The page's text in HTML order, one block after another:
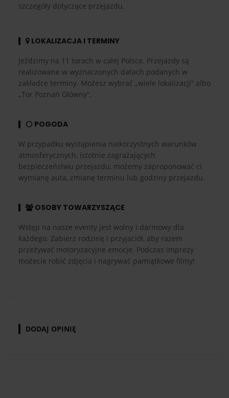
szczegóły dotyczące przejazdu.
LOKALIZACJA I TERMINY
Jeździmy na 11 torach w całej Polsce. Przejazdy są
realizowane w wyznaczonych datach podanych w
zakładce terminy. Możesz wybrać „wiele lokalizacji” albo
„Tor Poznań Główny”.
POGODA
W przypadku wystąpienia niekorzystnych warunków
atmosferycznych, istotnie zagrażających
bezpieczeństwu przejazdu, możemy zaproponować ci
wymianę auta, zmianę terminu lub godziny przejazdu.
OSOBY TOWARZYSZĄCE
Wstęp na nasze eventy jest wolny i darmowy dla
każdego. Zabierz rodzinę i przyjaciół, aby razem
przeżywać motoryzacyjne emocje. Podczas imprezy
możecie robić zdjęcia i nagrywać pamiątkowe filmy!
DODAJ OPINIĘ